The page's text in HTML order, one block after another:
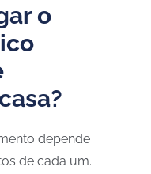
o
depende
de cada um.